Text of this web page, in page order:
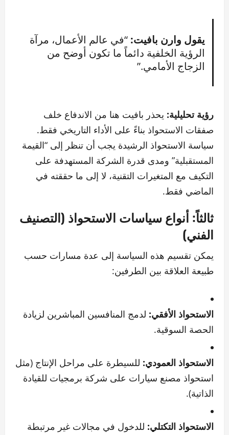
يقول وارن بافيت: “في عالم الأعمال، مرآة
الرؤية الخلفية دائماً ما تكون أوضح من
الزجاج الأمامي.”
رؤية تحليلية: يحذر بافيت هنا من الاندفاع خلف
صفقات الاستحواذ بناءً على الأداء التاريخي فقط.
سياسة الاستحواذ الرشيدة يجب أن تنظر إلى “القيمة
المستقبلية” ومدى قدرة الشركة المستهدفة على
التكيف مع المتغيرات التقنية، لا إلى ما حققته في
الماضي فقط.
ثالثاً: أنواع سياسات الاستحواذ (التصنيف
الفني)
يمكن تقسيم هذه السياسة إلى عدة مسارات حسب
طبيعة العلاقة بين الطرفين:
الاستحواذ الأفقي: لدمج المنافسين المباشرين لزيادة
الحصة السوقية.
الاستحواذ العمودي: للسيطرة على مراحل الإنتاج (مثل
استحواذ مصنع سيارات على شركة برمجيات للقيادة
الذاتية).
الاستحواذ التكتلي: للدخول في مجالات غير مرتبطة